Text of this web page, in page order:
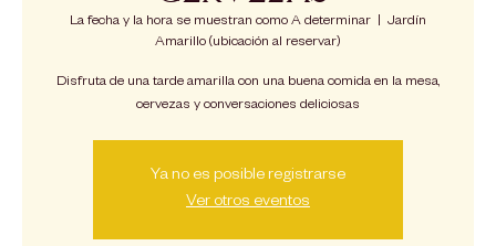
La fecha y la hora se muestran como A determinar
  |
Jardín
Amarillo (ubicación al reservar)
Disfruta de una tarde amarilla con una buena comida en la mesa,
Ya no es posible registrarse
Ver otros eventos